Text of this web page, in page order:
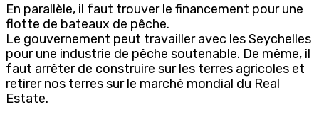
En parallèle, il faut trouver le financement pour une
flotte de bateaux de pêche.
Le gouvernement peut travailler avec les Seychelles
pour une industrie de pêche soutenable. De même, il
faut arrêter de construire sur les terres agricoles et
retirer nos terres sur le marché mondial du Real
Estate.